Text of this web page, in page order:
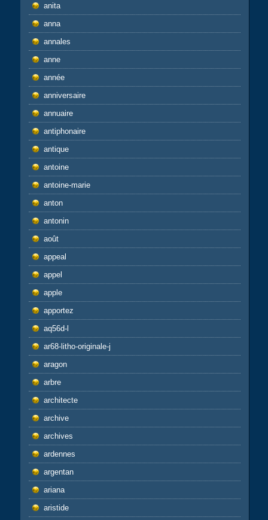
anita
anna
annales
anne
année
anniversaire
annuaire
antiphonaire
antique
antoine
antoine-marie
anton
antonin
août
appeal
appel
apple
apportez
aq56d-l
ar68-litho-originale-j
aragon
arbre
architecte
archive
archives
ardennes
argentan
ariana
aristide